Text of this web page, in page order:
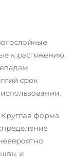
к растяжению,
срок
Круглая форма
швы и